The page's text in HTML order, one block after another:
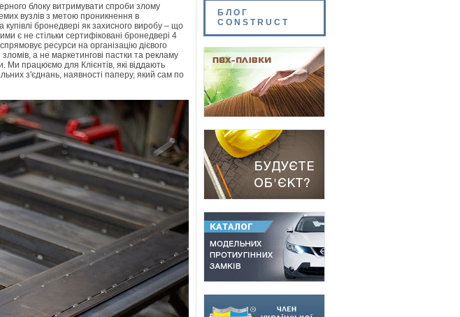
блоку витримувати спроби злому
вузлів з метою проникнення в
бронедвері як захисного виробу – що
є не стільки сертифіковані бронедвері 4
ресурси на організацію дієвого
а не маркетингові пастки та рекламу
Ми працюємо для Клієнтів, які віддають
з'єднань, наявності паперу, який сам по
БЛОГ
CONSTRUCT